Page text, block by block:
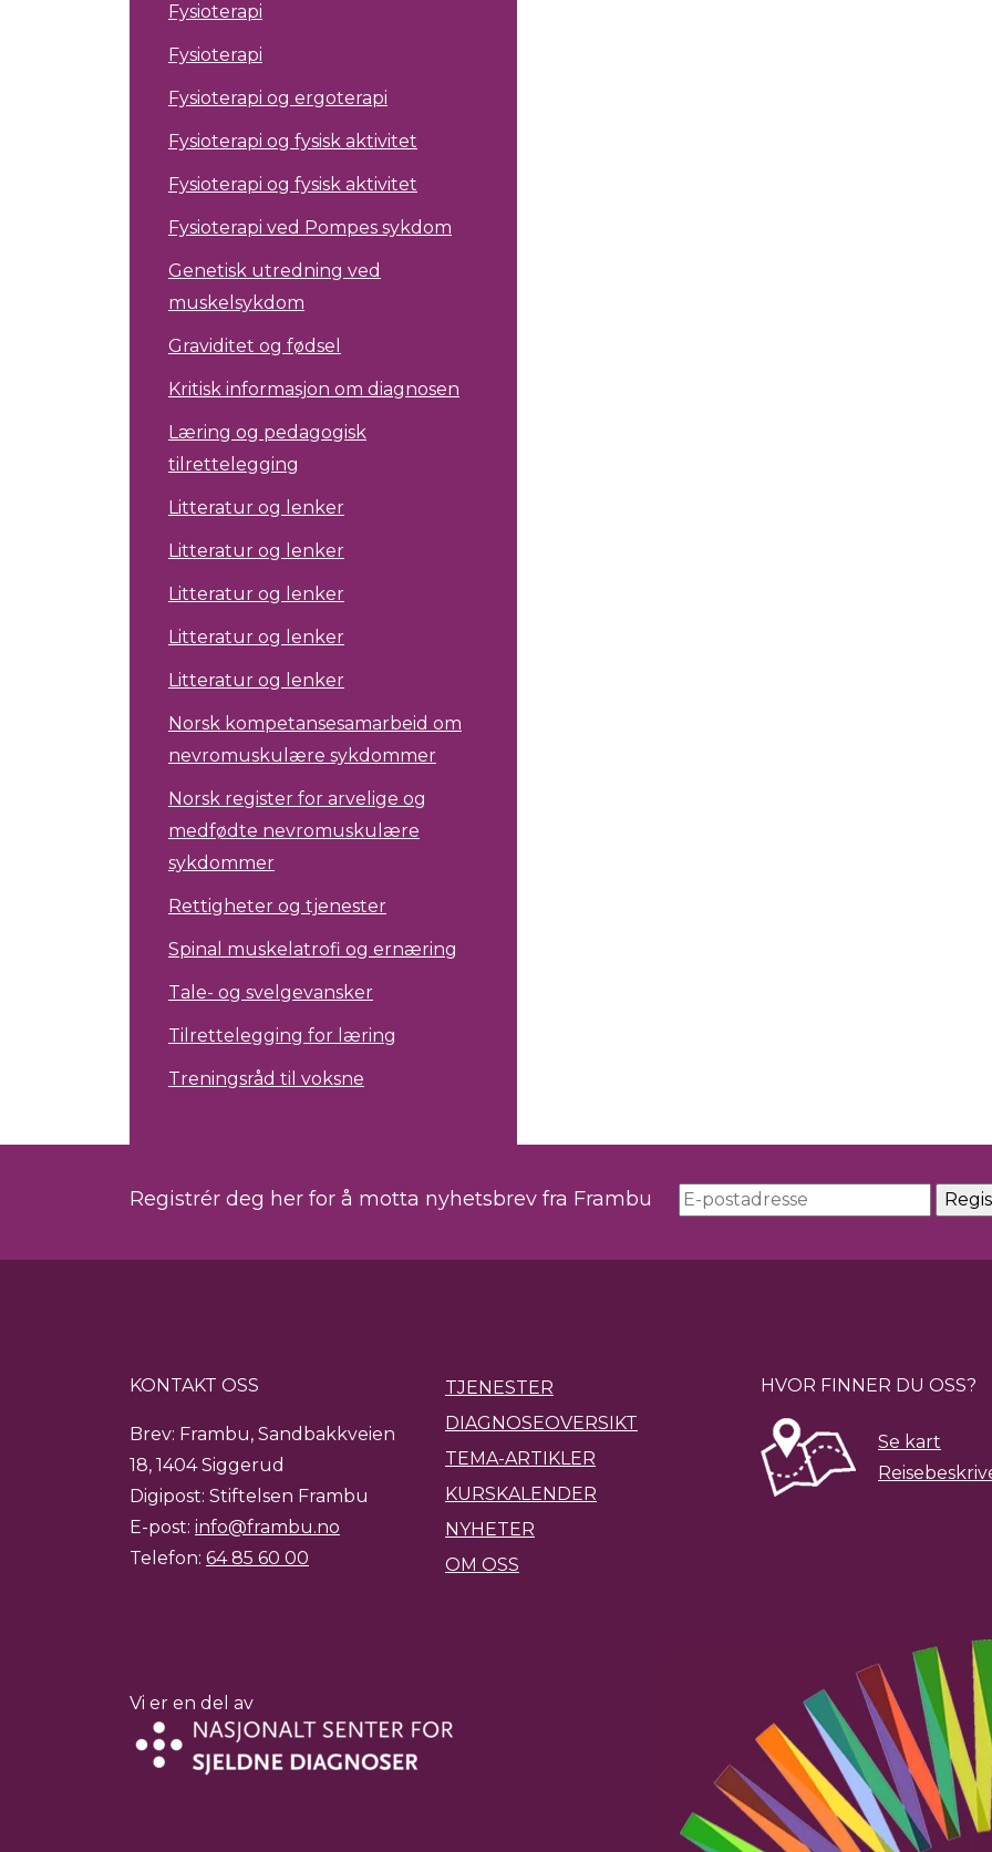
Fysioterapi
Fysioterapi
Fysioterapi og ergoterapi
Fysioterapi og fysisk aktivitet
Fysioterapi og fysisk aktivitet
Fysioterapi ved Pompes sykdom
Genetisk utredning ved
muskelsykdom
Graviditet og fødsel
Kritisk informasjon om diagnosen
Læring og pedagogisk
tilrettelegging
Litteratur og lenker
Litteratur og lenker
Litteratur og lenker
Litteratur og lenker
Litteratur og lenker
Norsk kompetansesamarbeid om
nevromuskulære sykdommer
Norsk register for arvelige og
medfødte nevromuskulære
sykdommer
Rettigheter og tjenester
Spinal muskelatrofi og ernæring
Tale- og svelgevansker
Tilrettelegging for læring
Treningsråd til voksne
Registrér deg her for å motta nyhetsbrev fra Frambu
KONTAKT OSS
Brev: Frambu, Sandbakkveien
18, 1404 Siggerud
Digipost: Stiftelsen Frambu
E-post: info@frambu.no
Telefon: 64 85 60 00
TJENESTER
DIAGNOSEOVERSIKT
TEMA-ARTIKLER
KURSKALENDER
NYHETER
OM OSS
HVOR FINNER DU OSS?
Se kart
Vi er en del av